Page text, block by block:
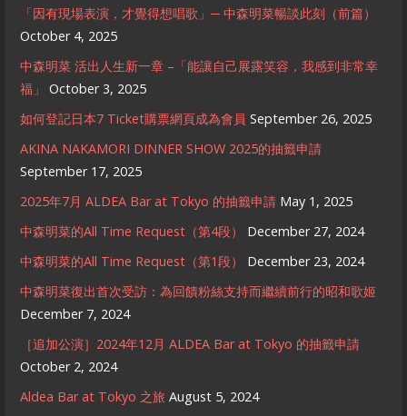
「因有現場表演，才覺得想唱歌」─ 中森明菜暢談此刻（前篇）
October 4, 2025
中森明菜 活出人生新一章 –「能讓自己展露笑容，我感到非常幸
福」
October 3, 2025
如何登記日本7 Ticket購票網頁成為會員 September 26, 2025
AKINA NAKAMORI DINNER SHOW 2025的抽籤申請
September 17, 2025
2025年7月 ALDEA Bar at Tokyo 的抽籤申請 May 1, 2025
中森明菜的All Time Request（第4段）
December 27, 2024
中森明菜的All Time Request（第1段）
December 23, 2024
中森明菜復出首次受訪：為回饋粉絲支持而繼續前行的昭和歌姬
December 7, 2024
［追加公演］2024年12月 ALDEA Bar at Tokyo 的抽籤申請
October 2, 2024
Aldea Bar at Tokyo 之旅 August 5, 2024